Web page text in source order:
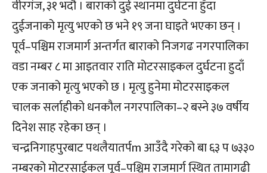
वीरगंज, ३१ भदौ । बाराको दुई स्थानमा दुर्घटना हुँदा
दुईजनाको मृत्यु भएको छ भने १९ जना घाइते भएका छन् ।
पूर्व–पश्चिम राजमार्ग अन्तर्गत बाराको निजगढ नगरपालिका
वडा नम्बर ८ मा आइतवार राति मोटरसाइकल दुर्घटना हुदाँ
एक जनाको मृत्यु भएको छ । मृत्यु हुनेमा मोटरसाइकल
चालक सर्लाहीको धनकौल नगरपालिका–२ बस्ने ३७ वर्षीय
दिनेश साह रहेका छन् ।
चन्द्रनिगाहपुरबाट पथलैयातर्पm आउँदै गरेको बा ६३ प ७३३०
नम्बरको मोटरसाईकल पूर्व–पश्चिम राजमार्ग स्थित तामागढी